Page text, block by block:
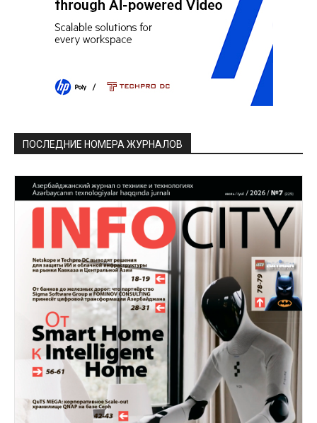
ПОСЛЕДНИЕ НОМЕРА ЖУРНАЛОВ